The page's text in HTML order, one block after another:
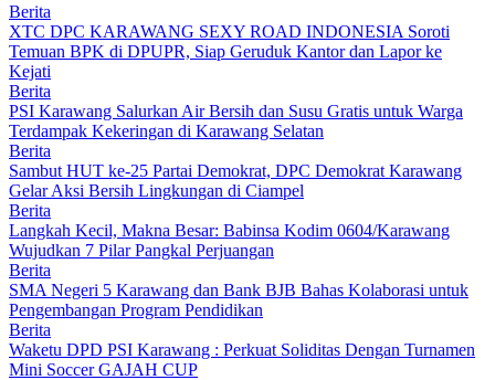
Berita
XTC DPC KARAWANG SEXY ROAD INDONESIA Soroti
Temuan BPK di DPUPR, Siap Geruduk Kantor dan Lapor ke
Kejati
Berita
PSI Karawang Salurkan Air Bersih dan Susu Gratis untuk Warga
Terdampak Kekeringan di Karawang Selatan
Berita
Sambut HUT ke-25 Partai Demokrat, DPC Demokrat Karawang
Gelar Aksi Bersih Lingkungan di Ciampel
Berita
Langkah Kecil, Makna Besar: Babinsa Kodim 0604/Karawang
Wujudkan 7 Pilar Pangkal Perjuangan
Berita
SMA Negeri 5 Karawang dan Bank BJB Bahas Kolaborasi untuk
Pengembangan Program Pendidikan
Berita
Waketu DPD PSI Karawang : Perkuat Soliditas Dengan Turnamen
Mini Soccer GAJAH CUP